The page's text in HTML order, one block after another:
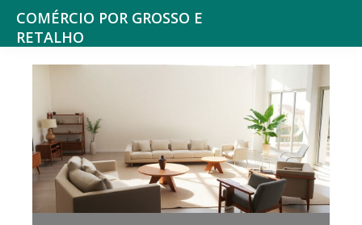
Saltar
para
principal
Skip
main
COMÉRCIO POR GROSSO E
RETALHO
Espaço
reflexão
sobre
Comércio